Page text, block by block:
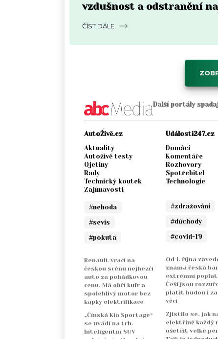
vzdušnost a odstranění
ČÍST DÁLE
Další portály
AutoŽivě.cz
Aktuality
Autoživě testy
Ojetiny
Rady
Technický koutek
Zajímavosti
#nehoda
#sevis
#pokuta
Renault vrací na
českou scénu nejhezčí
auto za pohádkovou
cenu. Má obří kufr a
spolehlivý motor bez
kapky elektrifikace
„Čínská Kia Sportage“
se uvádí na trh.
Inteligentní SUV
Události247.cz
Domácí
Komentáře
Rozhovory
Spotřebitel
Technologie
#zdražování
#důchody
#covid-19
Od 1. října
známá česká
extrémní
Češi jsou
platit budou i za
věci
Zjistilo se, jak
elektřině každý
ušetřit velké